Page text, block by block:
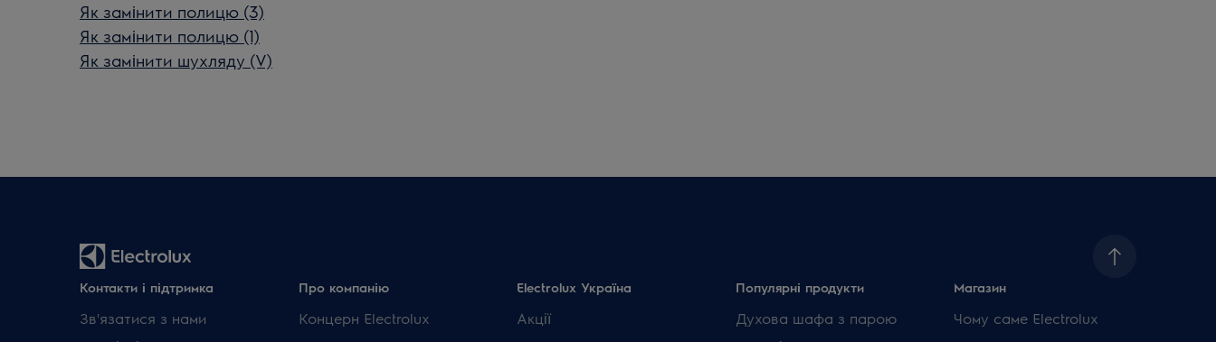
Як замінити полицю (3)
Як замінити полицю (1)
Як замінити шухляду (V)
Контакти і підтримка
Зв'язатися з нами
Про компанію
Концерн Electrolux
Electrolux Україна
Акції
Популярні продукти
Духова шафа з парою
Магазин
Чому саме Electrolux